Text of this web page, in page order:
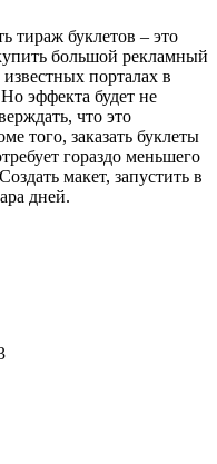
тираж буклетов – это
большой рекламный
порталах в
эффекта будет не
что это
того, заказать буклеты
гораздо меньшего
макет, запустить в
дней.